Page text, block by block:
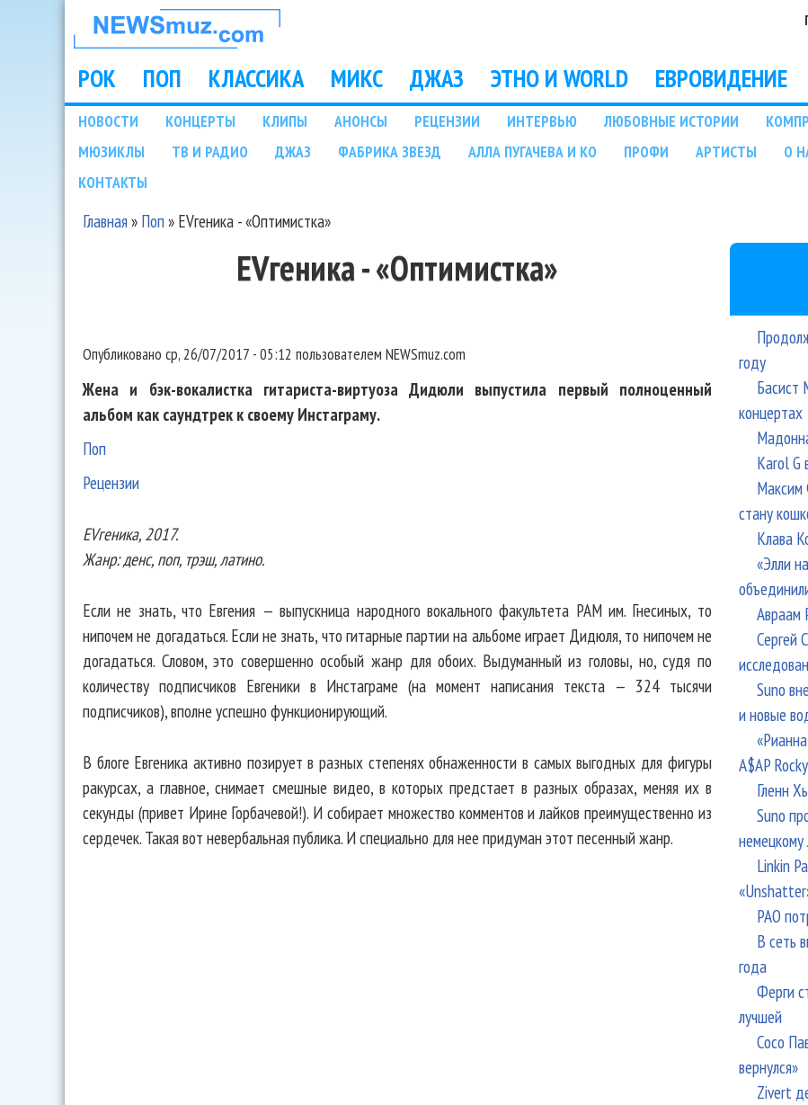
НОВОСТИ
МУЗЫКИ И
ШОУ БИЗНЕСА
NEWSMUZ.COM
Main menu
РОК ПОП КЛАССИКА МИКС ДЖАЗ ЭТНО И WORLD ЕВРОВИДЕНИЕ
Подразделы
НОВОСТИ КОНЦЕРТЫ КЛИПЫ АНОНСЫ РЕЦЕНЗИИ ИНТЕРВЬЮ ЛЮБОВНЫЕ ИСТОРИИ
МЮЗИКЛЫ
ТВ И РАДИО ДЖАЗ ФАБРИКА ЗВЕЗД АЛЛА ПУГАЧЕВА И КО ПРОФИ АРТИСТЫ О
КОНТАКТЫ
Главная» Поп» EVгеника - «Оптимистка»
EVгеника - «Оптимистка»
Опубликовано ср, 26/07/2017 - 05:12 пользователем NEWSmuz.com
Жена и бэк-вокалистка гитариста-виртуоза Дидюли выпустила первый полноценный
альбом как саундтрек к своему Инстаграму.
Поп
Рецензии
EVгеника, 2017.
Жанр: денс, поп, трэш, латино.
Если не знать, что Евгения — выпускница народного вокального факультета РАМ им. Гнесиных, то
нипочем не догадаться. Если не знать, что гитарные партии на альбоме играет Дидюля, то нипочем не
догадаться. Словом, это совершенно особый жанр для обоих. Выдуманный из головы, но, судя по
количеству подписчиков Евгеники в Инстаграме (на момент написания текста — 324 тысячи
подписчиков), вполне успешно функционирующий.
В блоге Евгеника активно позирует в разных степенях обнаженности в самых выгодных для фигуры
ракурсах, а главное, снимает смешные видео, в которых предстает в разных образах, меняя их в
секунды (привет Ирине Горбачевой!). И собирает множество комментов и лайков преимущественно из
сердечек. Такая вот невербальная публика. И специально для нее придуман этот песенный жанр.
году
Басист
концертах
Karol G
Максим
стану
Клава
«Элли
Авраам
Сергей
Suno
и новые
A$AP Rocky
Гленн
Suno
немецкому
Linkin
РАО
В сеть
года
Ферги
лучшей
Сосо
вернулся»
Zivert